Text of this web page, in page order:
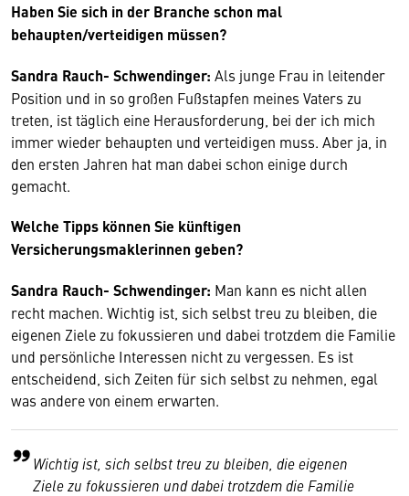
Haben Sie sich in der Branche schon mal
behaupten/verteidigen müssen?
Sandra Rauch- Schwendinger: Als junge Frau in leitender
Position und in so großen Fußstapfen meines Vaters zu
treten, ist täglich eine Herausforderung, bei der ich mich
immer wieder behaupten und verteidigen muss. Aber ja, in
den ersten Jahren hat man dabei schon einige durch
gemacht.
Welche Tipps können Sie künftigen
Versicherungsmaklerinnen geben?
Sandra Rauch- Schwendinger: Man kann es nicht allen
recht machen. Wichtig ist, sich selbst treu zu bleiben, die
eigenen Ziele zu fokussieren und dabei trotzdem die Familie
und persönliche Interessen nicht zu vergessen. Es ist
entscheidend, sich Zeiten für sich selbst zu nehmen, egal
was andere von einem erwarten.
Wichtig ist, sich selbst treu zu bleiben, die eigenen
Ziele zu fokussieren und dabei trotzdem die Familie